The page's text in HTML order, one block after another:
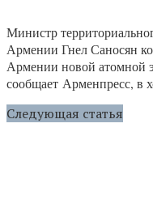
Министр
Армении Гнел Саносян
Армении новой атомной
сообщает Арменпресс, в
Следующая статья